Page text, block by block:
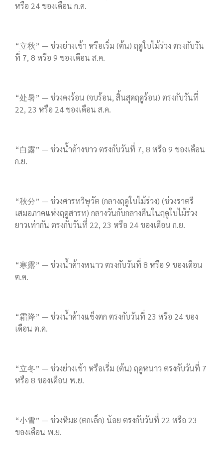
หรือ 24 ของเดือน ก.ค.
“立秋” — ช่วงย่างเข้า หรือเริ่ม (ต้น) ฤดูใบไม้ร่วง ตรงกับวัน
ที่ 7, 8 หรือ 9 ของเดือน ส.ค.
“处暑” — ช่วงคงร้อน (จบร้อน, สิ้นสุดฤดูร้อน) ตรงกับวันที่
22, 23 หรือ 24 ของเดือน ส.ค.
“白露” — ช่วงน้ำค้างขาว ตรงกับวันที่ 7, 8 หรือ 9 ของเดือน
ก.ย.
“秋分” — ช่วงศารทวิษุวัต (กลางฤดูใบไม้ร่วง) (ช่วงราตรี
เสมอภาคแห่งฤดูสารท) กลางวันกับกลางคืนในฤดูใบไม้ร่วง
ยาวเท่ากัน ตรงกับวันที่ 22, 23 หรือ 24 ของเดือน ก.ย.
“寒露” — ช่วงน้ำค้างหนาว ตรงกับวันที่ 8 หรือ 9 ของเดือน
ต.ค.
“霜降” — ช่วงน้ำค้างแข็งตก ตรงกับวันที่ 23 หรือ 24 ของ
เดือน ต.ค.
“立冬” — ช่วงย่างเข้า หรือเริ่ม (ต้น) ฤดูหนาว ตรงกับวันที่ 7
หรือ 8 ของเดือน พ.ย.
“小雪” — ช่วงหิมะ (ตกเล็ก) น้อย ตรงกับวันที่ 22 หรือ 23
ของเดือน พ.ย.